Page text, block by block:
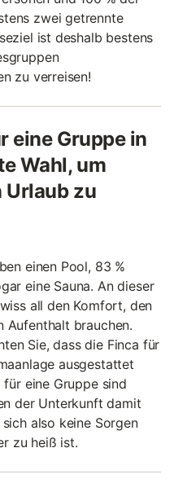
zwei getrennte
ist deshalb bestens
zu verreisen!
eine Gruppe in
Wahl, um
Urlaub zu
einen Pool, 83 %
eine Sauna. An dieser
all den Komfort, den
Aufenthalt brauchen.
Sie, dass die Finca für
ausgestattet
für eine Gruppe sind
der Unterkunft damit
also keine Sorgen
zu heiß ist.